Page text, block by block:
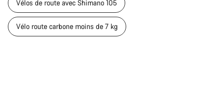
Vélos de route avec Shimano 105
Vélo route carbone moins de 7 kg